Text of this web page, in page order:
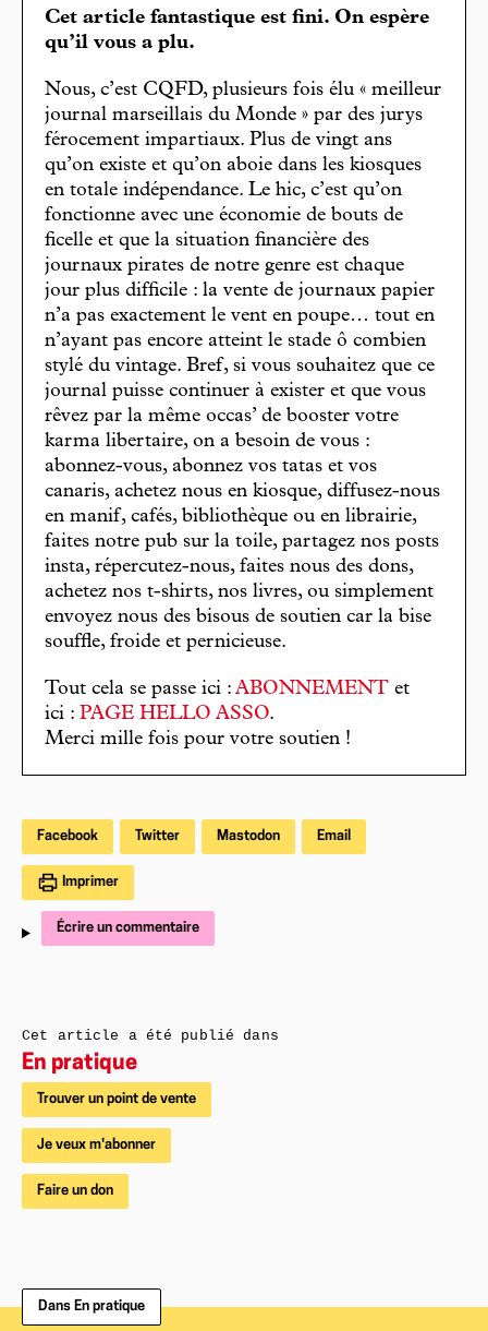
Cet article fantastique est fini. On espère
qu’il vous a plu.
Nous, c’est CQFD, plusieurs fois élu « meilleur
journal marseillais du Monde » par des jurys
férocement impartiaux. Plus de vingt ans
qu’on existe et qu’on aboie dans les kiosques
en totale indépendance. Le hic, c’est qu’on
fonctionne avec une économie de bouts de
ficelle et que la situation financière des
journaux pirates de notre genre est chaque
jour plus difficile : la vente de journaux papier
n’a pas exactement le vent en poupe… tout en
n’ayant pas encore atteint le stade ô combien
stylé du vintage. Bref, si vous souhaitez que ce
journal puisse continuer à exister et que vous
rêvez par la même occas’ de booster votre
karma libertaire, on a besoin de vous :
abonnez-vous, abonnez vos tatas et vos
canaris, achetez nous en kiosque, diffusez-nous
en manif, cafés, bibliothèque ou en librairie,
faites notre pub sur la toile, partagez nos posts
insta, répercutez-nous, faites nous des dons,
achetez nos t-shirts, nos livres, ou simplement
envoyez nous des bisous de soutien car la bise
souffle, froide et pernicieuse.
Tout cela se passe ici : ABONNEMENT et
ici : PAGE HELLO ASSO.
Merci mille fois pour votre soutien !
Facebook Twitter Mastodon Email
Imprimer
Écrire un commentaire
Cet article a été publié dans
En pratique
Trouver un point de vente
Je veux m'abonner
Faire un don
Dans En pratique